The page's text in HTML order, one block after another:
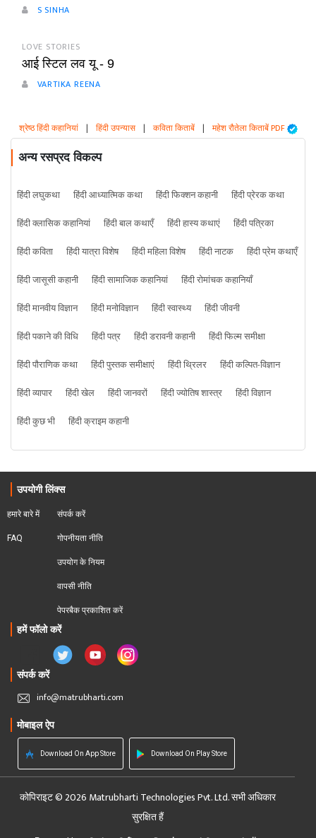
S SINHA
LOVE STORIES
आई स्टिल लव यू - 9
VARTIKA REENA
श्रेष्ठ हिंदी कहानियां | हिंदी उपन्यास | कविता किताबें | महेश रौतेला किताबें PDF
अन्य रसप्रद विकल्प
हिंदी लघुकथा हिंदी आध्यात्मिक कथा हिंदी फिक्शन कहानी
हिंदी प्रेरक कथा
हिंदी क्लासिक कहानियां
हिंदी बाल कथाएँ हिंदी हास्य कथाएं
हिंदी पत्रिका
हिंदी कविता
हिंदी यात्रा विशेष हिंदी महिला विशेष हिंदी नाटक
हिंदी प्रेम कथाएँ
हिंदी जासूसी कहानी
हिंदी सामाजिक कहानियां
हिंदी रोमांचक कहानियाँ
हिंदी मानवीय विज्ञान
हिंदी मनोविज्ञान हिंदी स्वास्थ्य
हिंदी जीवनी
हिंदी पकाने की विधि
हिंदी पत्र हिंदी डरावनी कहानी
हिंदी फिल्म समीक्षा
हिंदी पौराणिक कथा
हिंदी पुस्तक समीक्षाएं हिंदी थ्रिलर
हिंदी कल्पित-विज्ञान
हिंदी व्यापार
हिंदी खेल हिंदी जानवरों हिंदी ज्योतिष शास्त्र
हिंदी विज्ञान
हिंदी कुछ भी
हिंदी क्राइम कहानी
उपयोगी लिंक्स
हमारे बारे में
FAQ
संपर्क करें
गोपनीयता नीति
उपयोग के नियम
वापसी नीति
पेपरबैक प्रकाशित करें
हमें फॉलो करें
संपर्क करें
info@matrubharti.com
मोबाइल ऐप
Download On App Store Download On Play Store
कोपिराइट © 2026 Matrubharti Technologies Pvt. Ltd. सभी अधिकार
सुरक्षित हैं